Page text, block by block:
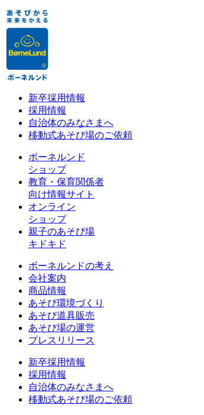
新卒採用情報
採用情報
自治体のみなさまへ
移動式あそび場のご依頼
ボーネルンド
ショップ
教育・保育関係者
向け情報サイト
オンライン
ショップ
親子のあそび場
キドキド
ボーネルンドの考え
会社案内
商品情報
あそび環境づくり
あそび道具販売
あそび場の運営
プレスリリース
新卒採用情報
採用情報
自治体のみなさまへ
移動式あそび場のご依頼